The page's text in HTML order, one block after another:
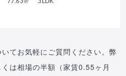
てお気軽にご質問ください。弊
は相場の半額（家賃0.55ヶ月